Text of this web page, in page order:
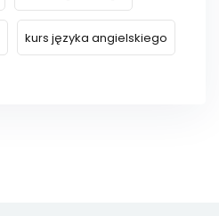
kurs języka angielskiego